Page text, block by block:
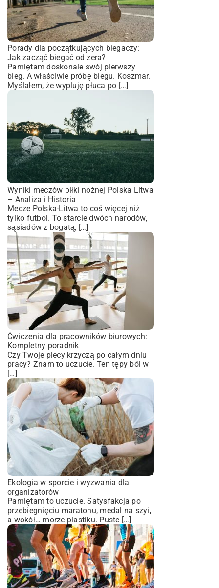
Porady dla początkujących biegaczy:
Jak zacząć biegać od zera?
Pamiętam doskonale swój pierwszy
bieg. A właściwie próbę biegu. Koszmar.
Myślałem, że wypluję płuca po […]
Wyniki meczów piłki nożnej Polska Litwa
– Analiza i Historia
Mecze Polska-Litwa to coś więcej niż
tylko futbol. To starcie dwóch narodów,
sąsiadów z bogatą, […]
Ćwiczenia dla pracowników biurowych:
Kompletny poradnik
Czy Twoje plecy krzyczą po całym dniu
pracy? Znam to uczucie. Ten tępy ból w
[…]
Ekologia w sporcie i wyzwania dla
organizatorów
Pamiętam to uczucie. Satysfakcja po
przebiegnięciu maratonu, medal na szyi,
a wokół… morze plastiku. Puste […]